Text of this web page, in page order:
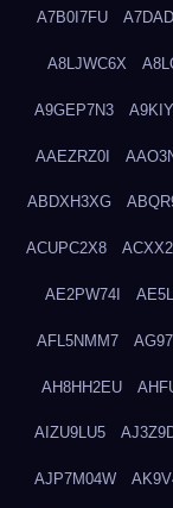
A7B0I7FU
A8LJWC6X
A9GEP7N3
AAEZRZ0I
ABDXH3XG
ACUPC2X8
AE2PW74I
AFL5NMM7
AH8HH2EU
AIZU9LU5
AJP7M04W